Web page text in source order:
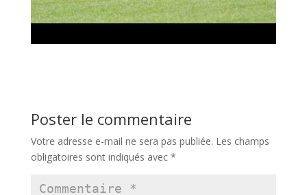
Poster le commentaire
Votre adresse e-mail ne sera pas publiée. Les champs
obligatoires sont indiqués avec *